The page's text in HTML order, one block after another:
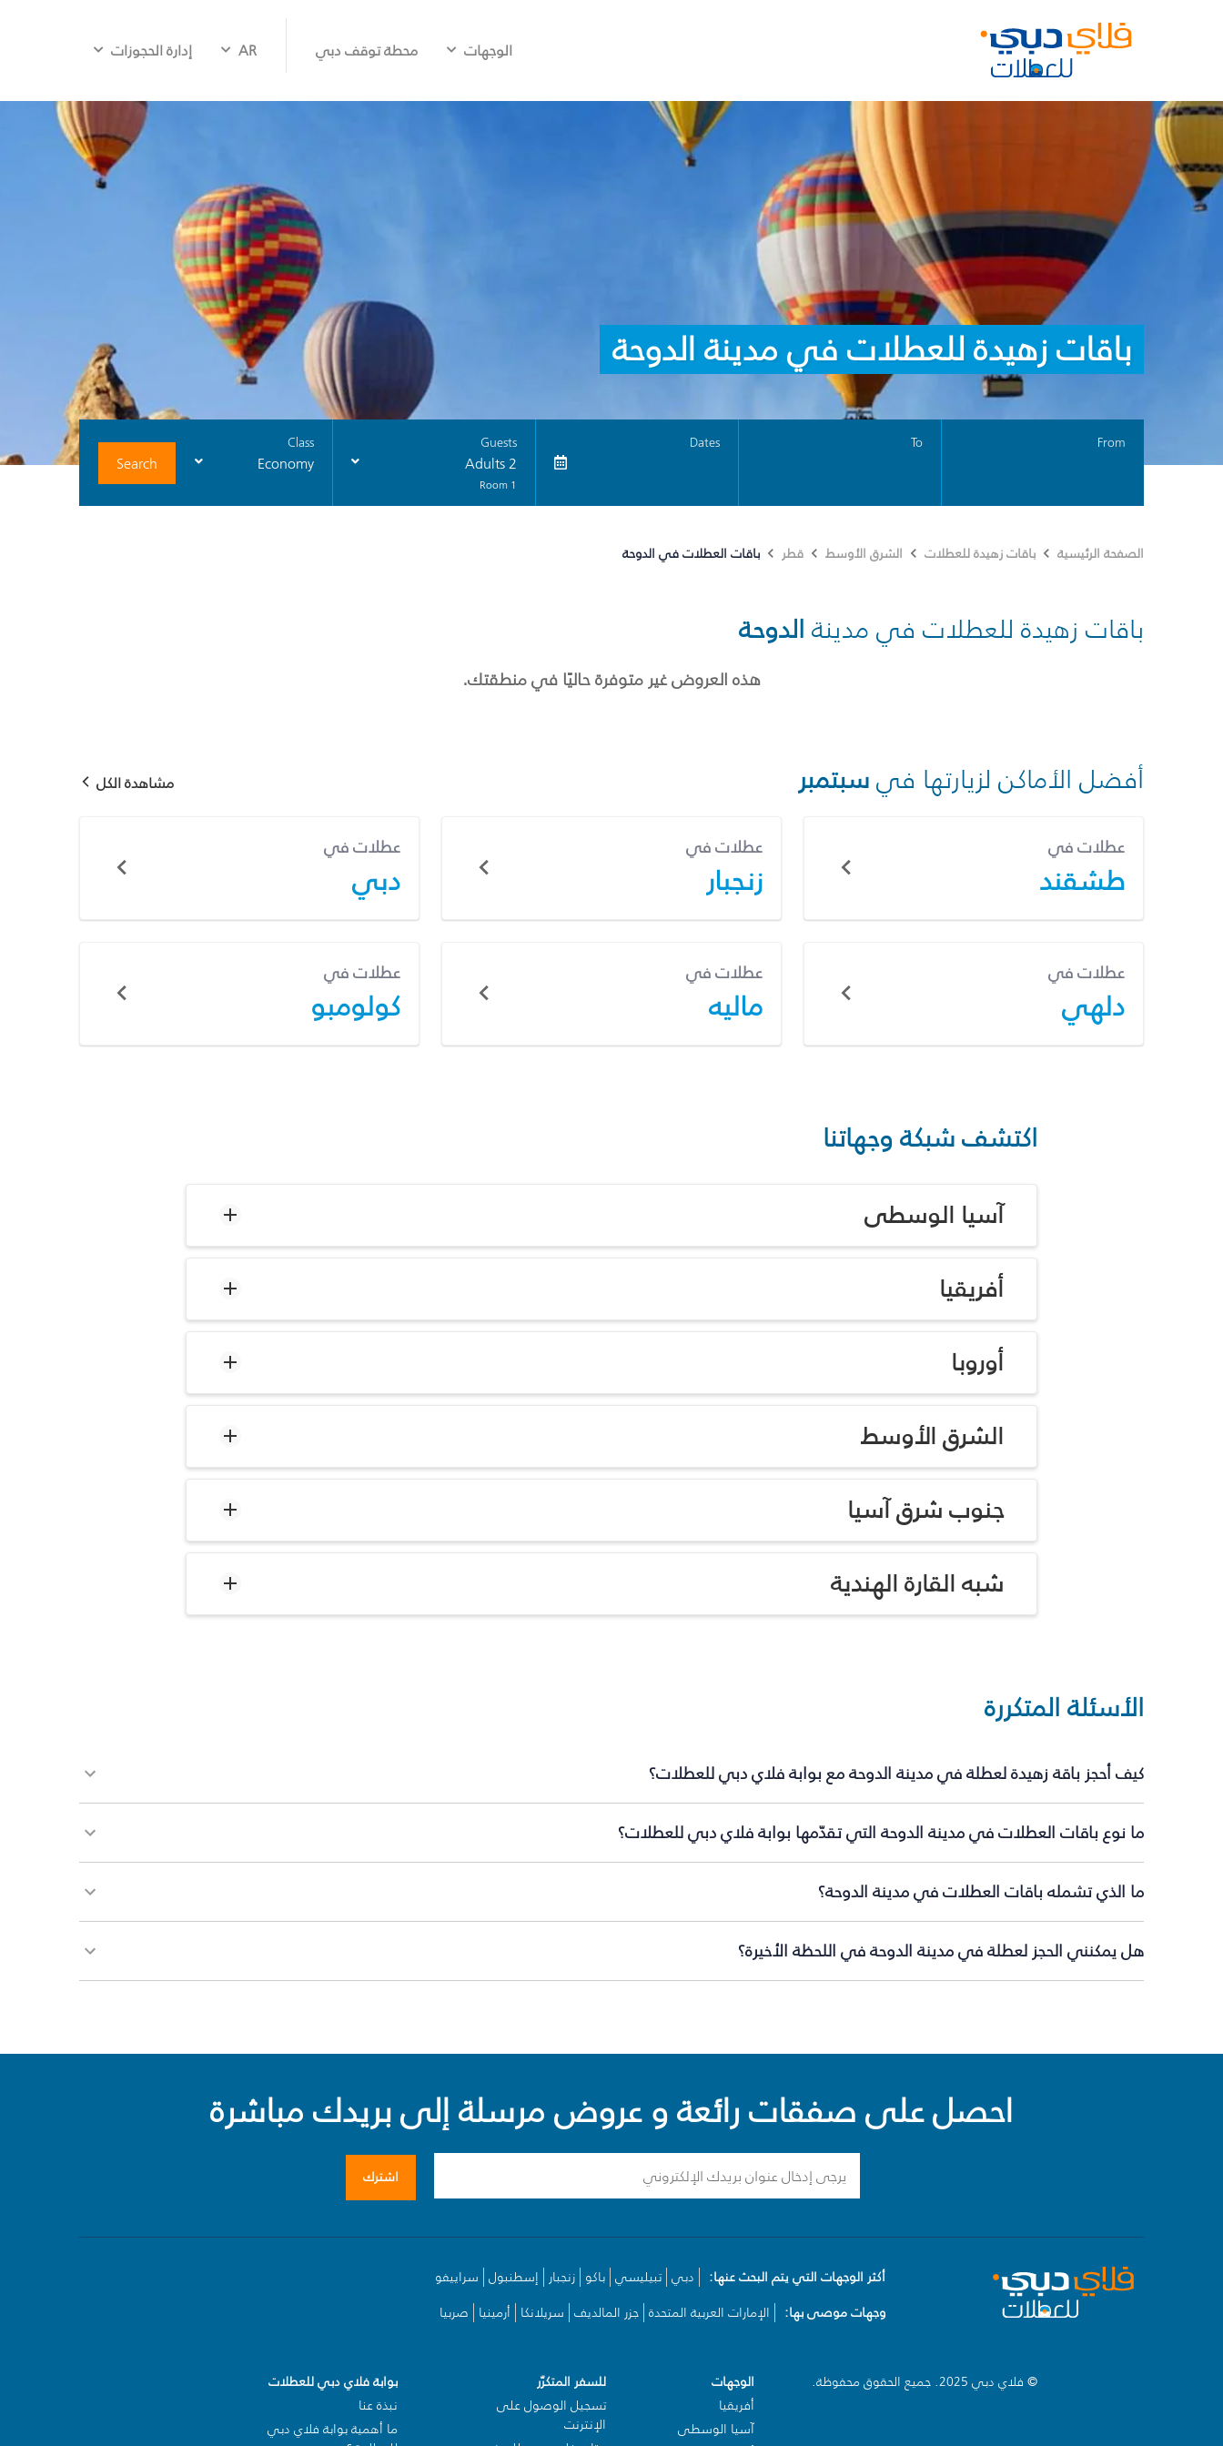
الوجهات محطة توقف دبي AR إدارة الحجوزات
باقات زهيدة للعطلات في مدينة الدوحة
From
To
Dates
Guests
2 Adults
1 Room
Class
Economy
Search
الصفحة الرئيسية باقات زهيدة للعطلات الشرق الأوسط قطر باقات العطلات في الدوحة
باقات زهيدة للعطلات في مدينة الدوحة
هذه العروض غير متوفرة حاليًا في منطقتك.
أفضل الأماكن لزيارتها فيسبتمبر مشاهدة الكل
عطلات في
طشقند
عطلات في
زنجبار
عطلات في
دبي
عطلات في
دلهي
عطلات في
ماليه
عطلات في
كولومبو
اكتشف شبكة وجهاتنا
آسيا الوسطى
أفريقيا
أوروبا
الشرق الأوسط
جنوب شرق آسيا
شبه القارة الهندية
الأسئلة المتكررة
كيف أحجز باقة زهيدة لعطلة في مدينة الدوحة مع بوابة فلاي دبي للعطلات؟
ما نوع باقات العطلات في مدينة الدوحة التي تقدّمها بوابة فلاي دبي للعطلات؟
ما الذي تشمله باقات العطلات في مدينة الدوحة؟
هل يمكنني الحجز لعطلة في مدينة الدوحة في اللحظة الأخيرة؟
احصل على صفقات رائعة و عروض مرسلة إلى بريدك مباشرة
اشترك
أكثر الوجهات التي يتم البحث عنها: دبي تبيليسي باكو زنجبار إسطنبول سراييفو
وجهات موصى بها:
الإمارات العربية المتحدة جزر المالديف سريلانكا أرمينيا صربيا
© فلاي دبي 2025. جميع الحقوق محفوظة.
الوجهات
أفريقيا
آسيا الوسطى
للسفر المتكرّر
تسجيل الوصول على
الإنترنت
بوابة فلاي دبي للعطلات
نبذة عنا
ما أهمية بوابة فلاي دبي